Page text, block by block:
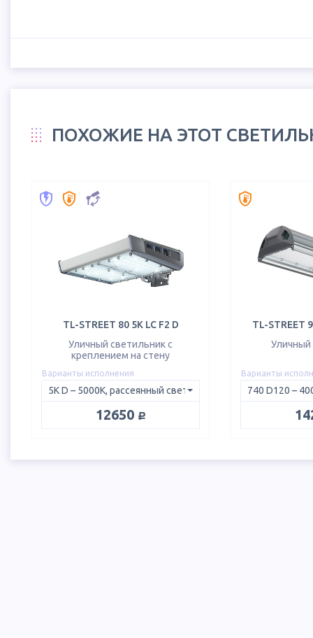
ПОХОЖИЕ НА ЭТОТ
TL-STREET 80 5K LC F2 D
Уличный светильник с
креплением на стену
Варианты исполнения
12650 руб.
TL-STREET
Уличный
Варианты